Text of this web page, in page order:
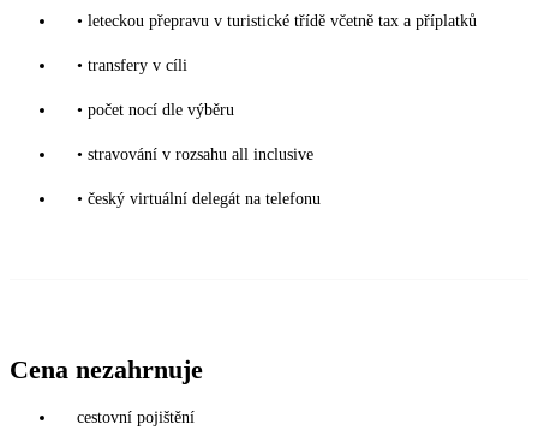
• leteckou přepravu v turistické třídě včetně tax a příplatků
• transfery v cíli
• počet nocí dle výběru
• stravování v rozsahu all inclusive
• český virtuální delegát na telefonu
Cena nezahrnuje
cestovní pojištění